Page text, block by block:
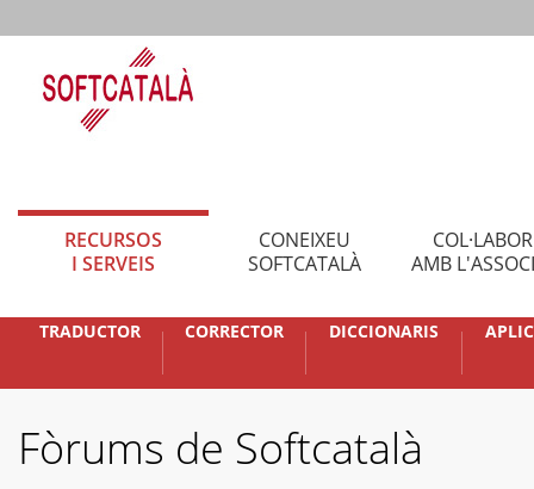
RECURSOS
I SERVEIS
CONEIXEU
SOFTCATALÀ
AMB
TRADUCTOR CORRECTOR DICCIONARIS
Fòrums de Softcatalà